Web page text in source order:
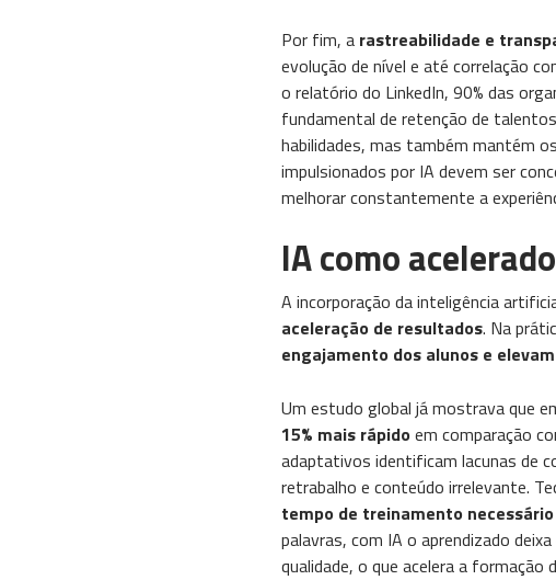
Por fim, a rastreabilidade e
evolução de nível e até correlação
o relatório do LinkedIn, 90% das
fundamental de retenção de
habilidades, mas também mantém
impulsionados por IA devem ser
melhorar constantemente a
IA como
A incorporação da inteligência
aceleração de resultados. Na
engajamento dos alunos e
Um estudo global já mostrava que
15% mais rápidoem comparação
adaptativos identificam lacunas de
retrabalho e conteúdo irrelevante.
tempo de treinamento necessário
palavras, com IA o aprendizado
qualidade, o que acelera a formação